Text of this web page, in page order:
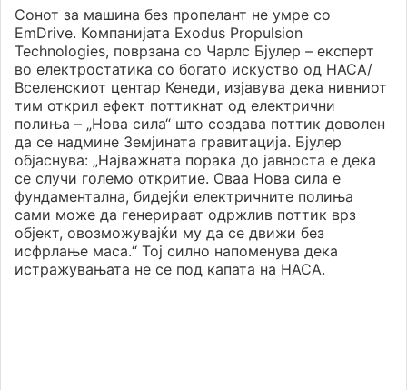
Сонот за машина без пропелант не умре со
EmDrive. Компанијата Exodus Propulsion
Technologies, поврзана со Чарлс Бјулер – експерт
во електростатика со богато искуство од НАСА/
Вселенскиот центар Кенеди, изјавува дека нивниот
тим открил ефект поттикнат од електрични
полиња – „Нова сила“ што создава поттик доволен
да се надмине Земјината гравитација. Бјулер
објаснува: „Најважната порака до јавноста е дека
се случи големо откритие. Оваа Нова сила е
фундаментална, бидејќи електричните полиња
сами може да генерираат одржлив поттик врз
објект, овозможувајќи му да се движи без
исфрлање маса.“ Тој силно напоменува дека
истражувањата не се под капата на НАСА.